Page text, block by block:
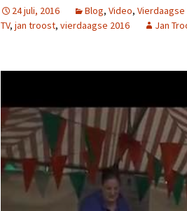
24 juli, 2016 Blog, Video, Vierdaagse
TV, jan troost, vierdaagse 2016 Jan